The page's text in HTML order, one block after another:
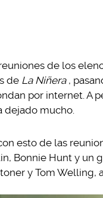
de los
de La Niñera ,
por internet. A
dejado mucho.
esto de las
Bonnie Hunt y un
y Tom Welling,